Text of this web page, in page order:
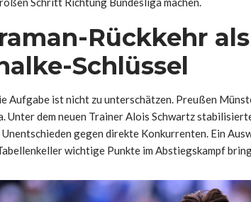
Rückkehr
Schlüssel
Aufgabe ist nicht zu unterschätzen. Preußen
Unter dem neuen Trainer Alois Schwartz
gegen direkte Konkurrenten. Ein
wichtige Punkte im Abstiegskampf